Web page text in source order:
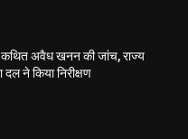
कथित अवैध खनन की जांच, राज्य
ने किया निरीक्षण